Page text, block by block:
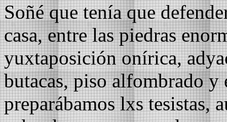
Soñé que tenía que
casa, entre las piedras
yuxtaposición onírica,
butacas, piso alfombrado y
preparábamos lxs tesistas,